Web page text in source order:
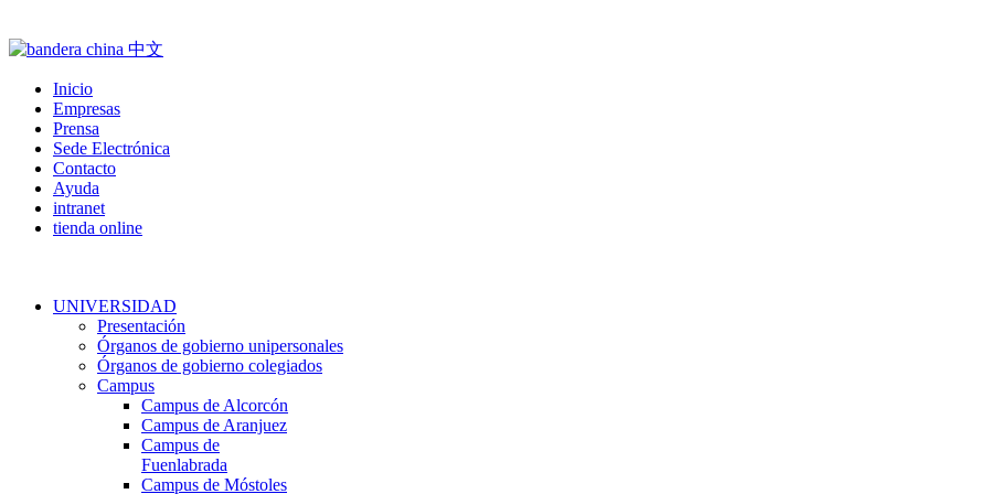
Inicio
Empresas
Prensa
Sede Electrónica
Contacto
Ayuda
intranet
tienda online
UNIVERSIDAD
Presentación
Órganos de gobierno unipersonales
Órganos de gobierno colegiados
Campus
Campus de Alcorcón
Campus de Aranjuez
Campus de
Fuenlabrada
Campus de Móstoles